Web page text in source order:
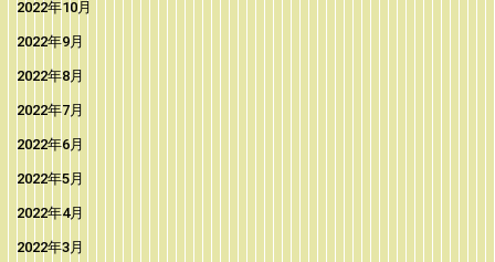
2022年10月
2022年9月
2022年8月
2022年7月
2022年6月
2022年5月
2022年4月
2022年3月